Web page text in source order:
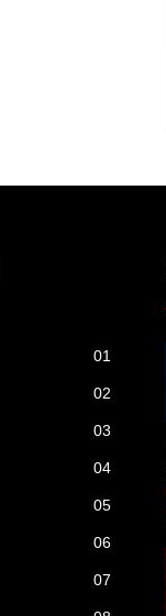
01
02
03
04
05
06
07